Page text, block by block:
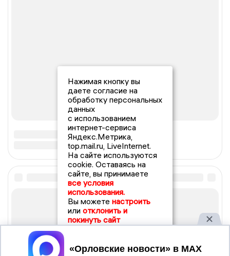
Нажимая кнопку вы
даете согласие на
обработку персональных
данных
с использованием
интернет-сервиса
Яндекс.Метрика,
top.mail.ru, LiveInternet.
На сайте используются
cookie. Оставаясь на
сайте, вы принимаете
все условия
использования.
Вы можете настроить
или отклонить и
покинуть сайт
Принять